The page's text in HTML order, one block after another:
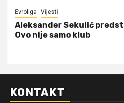
Evroliga Vijesti
Aleksander Sekulić
Ovo nije samo klub
KONTAKT